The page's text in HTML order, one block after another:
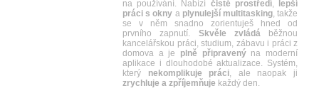
na používání. Nabízí čisté prostředí,
lepší
práci s okny a plynulejší multitasking, takže
se v něm snadno zorientuješ hned od
prvního zapnutí. Skvěle zvládáběžnou
kancelářskou práci, studium, zábavu i práci z
domova a je plně připravenýna moderní
aplikace i dlouhodobé aktualizace. Systém,
který nekomplikuje práci, ale naopak ji
zrychluje a zpříjemňuje každý den.